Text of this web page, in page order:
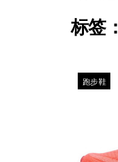
标签：
跑步鞋